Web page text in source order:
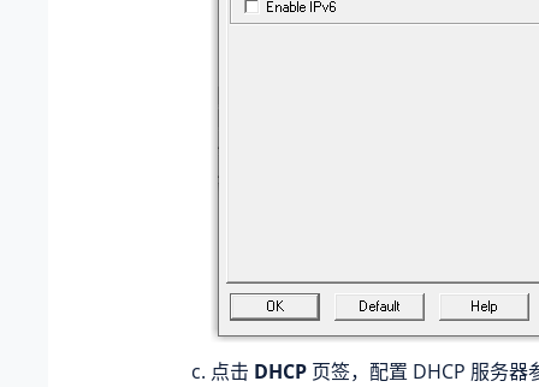
点击 DHCP 页签，配置 DHCP 服务器